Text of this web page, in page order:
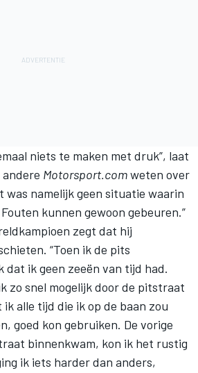
niets te maken met druk”, laat
Motorsport.comweten over
was namelijk geen situatie waarin
kunnen gewoon gebeuren.”
zegt dat hij
“Toen ik de pits
dat ik geen zeeën van tijd had.
zo snel mogelijk door de pitstraat
alle tijd die ik op de baan zou
goed kon gebruiken. De vorige
binnenkwam, kon ik het rustig
ik iets harder dan anders,